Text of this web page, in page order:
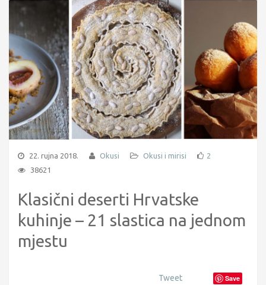
22. rujna 2018. Okusi Okusi i mirisi
2
38621
Klasični deserti Hrvatske
kuhinje – 21 slastica na jednom
mjestu
Tweet Save